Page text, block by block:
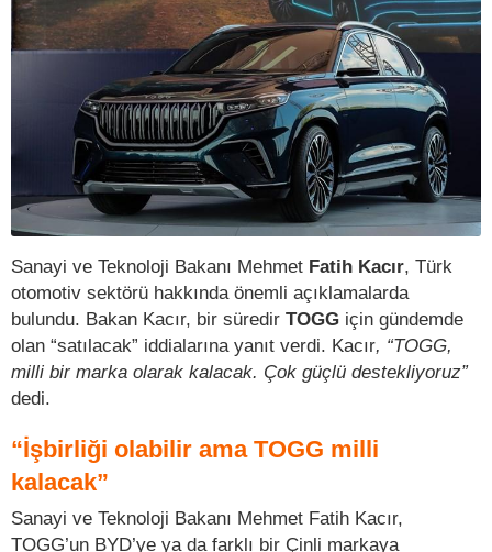
Sanayi ve Teknoloji Bakanı Mehmet Fatih Kacır, Türk
otomotiv sektörü hakkında önemli açıklamalarda
bulundu. Bakan Kacır, bir süredir TOGG için gündemde
olan “satılacak” iddialarına yanıt verdi. Kacır, “TOGG,
milli bir marka olarak kalacak. Çok güçlü destekliyoruz”
dedi.
“İşbirliği olabilir ama TOGG milli
kalacak”
Sanayi ve Teknoloji Bakanı Mehmet Fatih Kacır,
TOGG’un BYD’ye ya da farklı bir Çinli markaya